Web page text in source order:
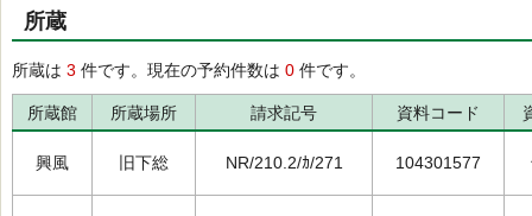
所蔵
所蔵は 3 件です。現在の予約件数は 0 件です。
所蔵館 所蔵場所 請求記号 資料コード
興風 旧下総 NR/210.2/ｶ/271 104301577